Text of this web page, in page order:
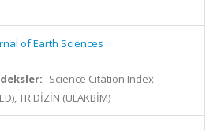
of Earth Sciences
Science Citation Index
TR DİZİN (ULAKBİM)